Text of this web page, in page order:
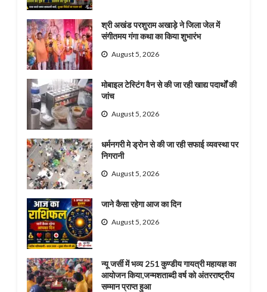
श्री अखंड परशुराम अखाड़े ने जिला जेल में
संगीतमय गंगा कथा का किया शुभारंभ
August 5, 2026
मोबाइल टेस्टिंग वैन से की जा रही खाद्य पदार्थों की
जांच
August 5, 2026
धर्मनगरी मे ड्रोन से की जा रही सफाई व्यवस्था पर
निगरानी
August 5, 2026
जाने कैसा रहेगा आज का दिन
August 5, 2026
न्यू जर्सी में भव्य 251 कुण्डीय गायत्री महायज्ञ का
आयोजन किया,जन्मशताब्दी वर्ष को अंतरराष्ट्रीय
सम्मान प्राप्त हुआ